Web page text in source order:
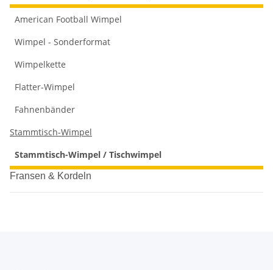
American Football Wimpel
Wimpel - Sonderformat
Wimpelkette
Flatter-Wimpel
Fahnenbänder
Stammtisch-Wimpel
Stammtisch-Wimpel / Tischwimpel
Fransen & Kordeln